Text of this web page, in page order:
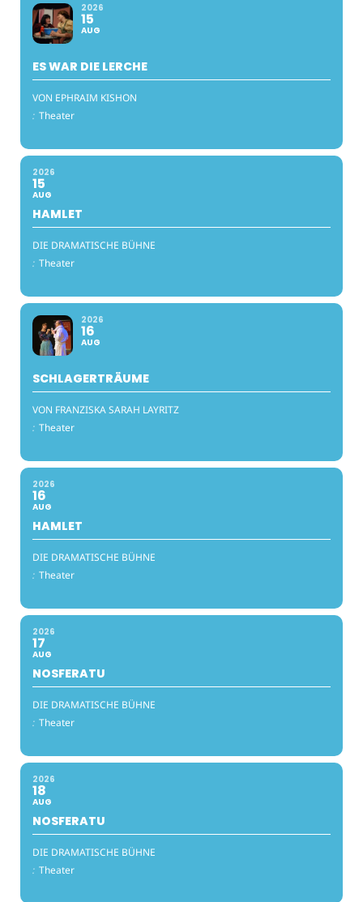
2026
15
AUG
ES WAR DIE LERCHE
VON EPHRAIM KISHON
: Theater
2026
15
AUG
HAMLET
DIE DRAMATISCHE BÜHNE
: Theater
2026
16
AUG
SCHLAGERTRÄUME
VON FRANZISKA SARAH LAYRITZ
: Theater
2026
16
AUG
HAMLET
DIE DRAMATISCHE BÜHNE
: Theater
2026
17
AUG
NOSFERATU
DIE DRAMATISCHE BÜHNE
: Theater
2026
18
AUG
NOSFERATU
DIE DRAMATISCHE BÜHNE
: Theater